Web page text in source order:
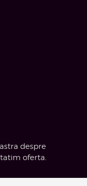
despre
oferta.